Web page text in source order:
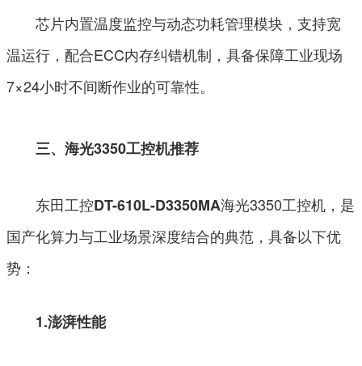
芯片内置温度监控与动态功耗管理模块，支持宽
温运行，配合ECC内存纠错机制，具备保障工业现场
7×24小时不间断作业的可靠性。
三、海光3350工控机推荐
东田工控DT-610L-D3350MA海光3350工控机，是
国产化算力与工业场景深度结合的典范，具备以下优
势：
1.澎湃性能